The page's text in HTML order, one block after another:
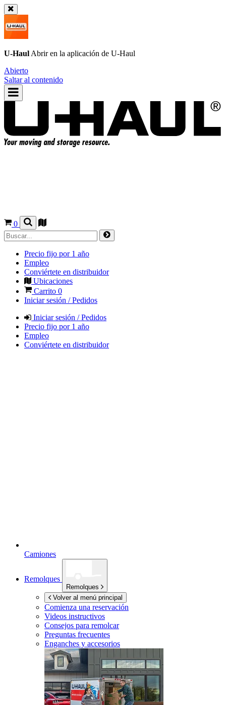
U-Haul Abrir en la aplicación de U-Haul
Abierto
Saltar al contenido
0
Precio fijo por 1 año
Empleo
Conviértete en distribuidor
Ubicaciones
Carrito 0
Iniciar sesión / Pedidos
Iniciar sesión / Pedidos
Precio fijo por 1 año
Empleo
Conviértete en distribuidor
Camiones
Remolques
Remolques
Volver al menú principal
Comienza una reservación
Videos instructivos
Consejos para remolcar
Preguntas frecuentes
Enganches y accesorios